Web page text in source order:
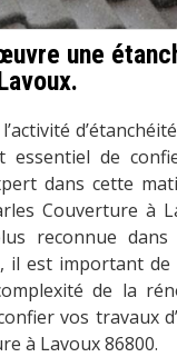
une
essentiel de
dans cette
Couverture à
reconnue
il est important
de la
vos travaux
à Lavoux 86800.